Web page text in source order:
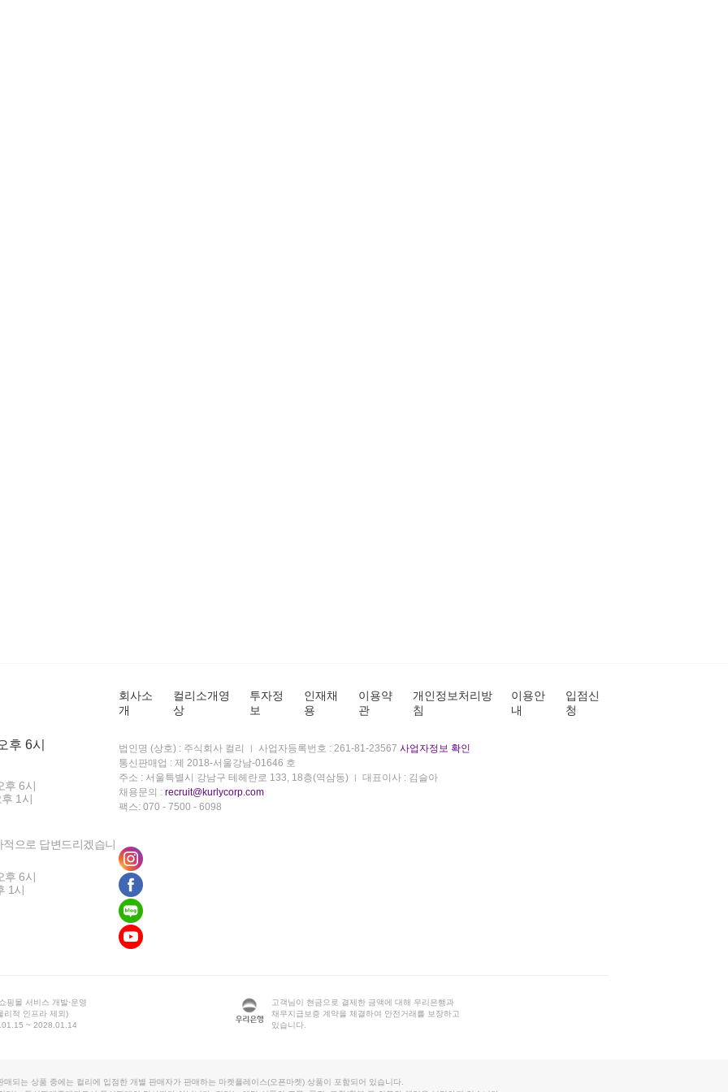
후 6시
후 6시
1시
으로 답변드리겠습니
후 6시
1시
회사소
개
컬리소개영
상
투자정
보
인재채
용
이용약
관
개인정보처리방
침
이용안
내
입점신
청
법인명 (상호) : 주식회사 컬리 사업자등록번호 : 261-81-23567 사업자정보 확인
통신판매업 : 제 2018-서울강남-01646 호
주소 : 서울특별시 강남구 테헤란로 133, 18층(역삼동)
대표이사 : 김슬아
채용문의 : recruit@kurlycorp.com
팩스: 070 - 7500 - 6098
핑몰 서비스 개발·운영
리적 인프라 제외)
~ 2028.01.14
고객님이 현금으로 결제한 금액에 대해 우리은행과
채무지급보증 계약을 체결하여 안전거래를 보장하고
있습니다.
매되는 상품 중에는 컬리에 입점한 개별 판매자가 판매하는 마켓플레이스(오픈마켓) 상품이 포함되어 있습니다.